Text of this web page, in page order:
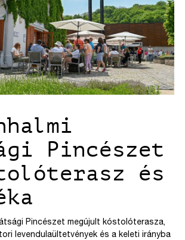
Pincészet
és
Pincészet megújult kóstolóterasza,
levendulaültetvények és a keleti irányba